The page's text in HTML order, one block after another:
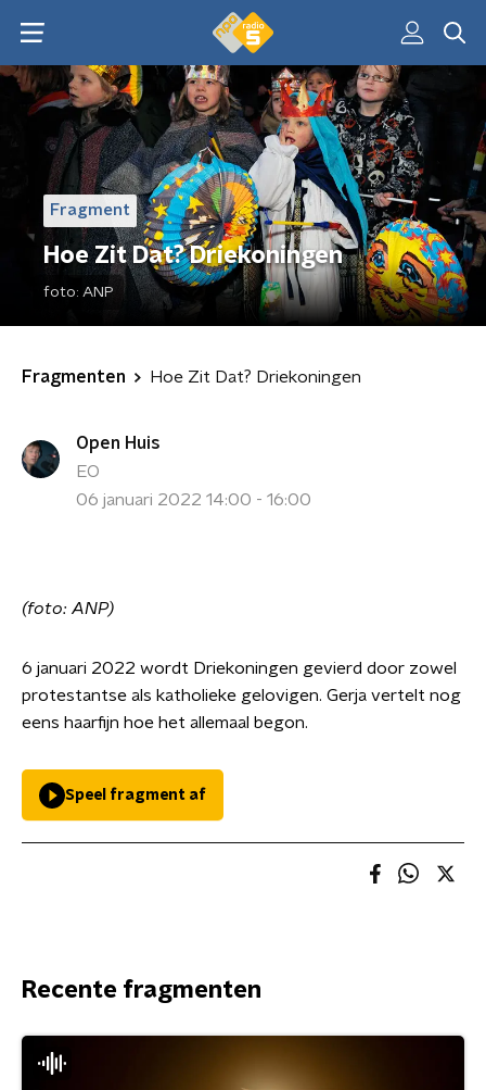
Fragment
Hoe Zit Dat? Driekoningen
foto: ANP
Fragmenten Hoe Zit Dat? Driekoningen
Open Huis
EO
06 januari 2022 14:00 - 16:00
(foto: ANP)
6 januari 2022 wordt Driekoningen gevierd door zowel
protestantse als katholieke gelovigen. Gerja vertelt nog
eens haarfijn hoe het allemaal begon.
Speel fragment af
Recente fragmenten